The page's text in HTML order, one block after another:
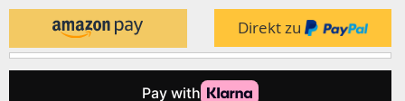
Direkt zu
Nutze unser Midnight-Shopping und bestelle versandkostenfrei.
Genauere Infos findest du
© 2026 by heise mindfactory gmbh